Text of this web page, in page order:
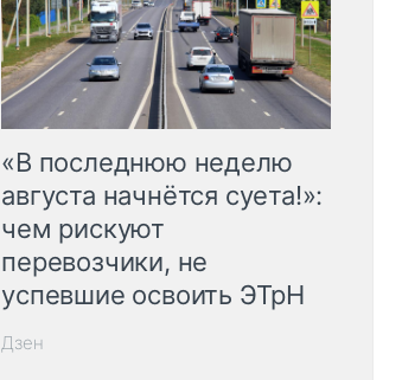
«В последнюю неделю
августа начнётся суета!»:
чем рискуют
перевозчики, не
успевшие освоить ЭТрН
Дзен